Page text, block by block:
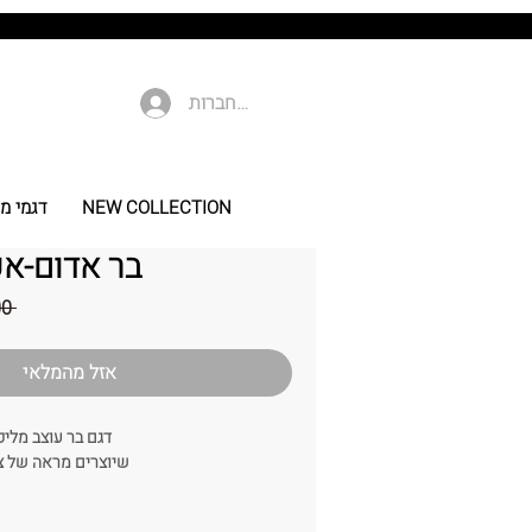
להתחברות
NEW COLLECTION דגמי
בר אדום-
‏269.00 ‏₪
אזל מהמלאי
דגם בר עוצב מליפופים
שיוצרים מראה